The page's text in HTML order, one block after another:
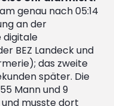
genau nach 05:14
an der
digitale
BEZ Landeck und
das zweite
später. Die
Mann und 9
musste dort